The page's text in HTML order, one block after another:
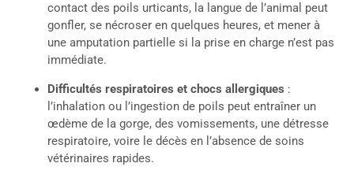
contact des poils urticants, la langue de l’animal peut
gonfler, se nécroser en quelques heures, et mener à
une amputation partielle si la prise en charge n’est pas
immédiate.
Difficultés respiratoires et chocs allergiques :
l’inhalation ou l’ingestion de poils peut entraîner un
œdème de la gorge, des vomissements, une détresse
respiratoire, voire le décès en l’absence de soins
vétérinaires rapides.